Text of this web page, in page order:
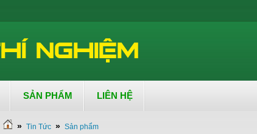
SẢN PHẨM LIÊN HỆ
» Tin Tức » Sản phẩm